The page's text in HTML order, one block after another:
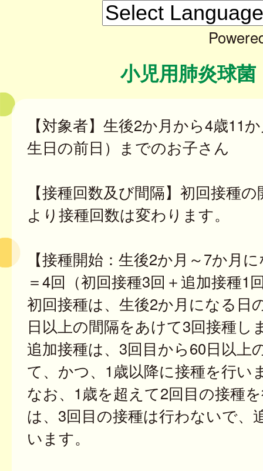
小児用肺炎球菌
【対象者】生後2か月から4歳11
生日の前日）までのお子さん
【接種回数及び間隔】初回接種
より接種回数は変わります。
【接種開始：生後2か月～7か月
＝4回（初回接種3回＋追加接種1
初回接種は、生後2か月になる日
日以上の間隔をあけて3回接種し
追加接種は、3回目から60日以上
て、かつ、1歳以降に接種を行い
なお、1歳を超えて2回目の接種
は、3回目の接種は行わないで、
います。